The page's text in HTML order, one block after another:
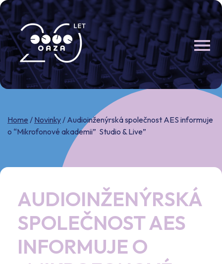
Skip
to
content
Home / Novinky/ Audioinženýrská společnost AES informuje
o “Mikrofonové akademii” Studio & Live”
AUDIOINŽENÝRSKÁ
SPOLEČNOST AES
INFORMUJE O